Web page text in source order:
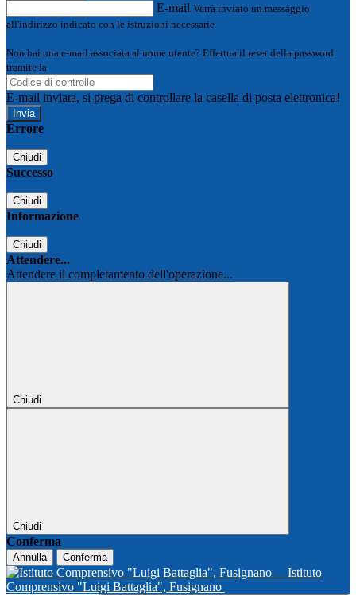
E-mail Verrà inviato un messaggio
all'indirizzo indicato con le istruzioni necessarie.
Non hai una e-mail associata al nome utente? Effettua il reset della password
tramite la
E-mail inviata, si prega di controllare la casella di posta elettronica!
Errore
Chiudi
Successo
Chiudi
Informazione
Chiudi
Attendere...
Attendere il completamento dell'operazione...
Chiudi
Chiudi
Conferma
Annulla Conferma
Istituto
Comprensivo "Luigi Battaglia", Fusignano